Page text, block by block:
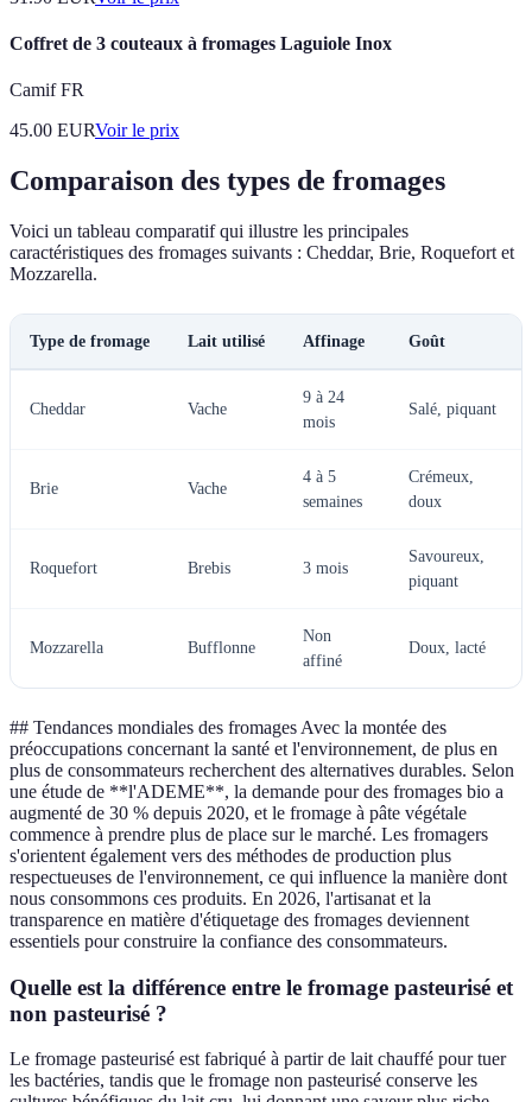
Coffret de 3 couteaux à fromages Laguiole Inox
Camif FR
45.00 EURVoir le prix
Comparaison des types de fromages
Voici un tableau comparatif qui illustre les principales
caractéristiques des fromages suivants : Cheddar, Brie, Roquefort et
Mozzarella.
Type de fromage Lait utilisé Affinage Goût
Cheddar Vache
9 à 24
mois
Salé, piquant
Brie Vache
4 à 5
semaines
Crémeux,
doux
Roquefort Brebis 3 mois
Savoureux,
piquant
Mozzarella Bufflonne
Non
affiné
Doux, lacté
## Tendances mondiales des fromages Avec la montée des
préoccupations concernant la santé et l'environnement, de plus en
plus de consommateurs recherchent des alternatives durables. Selon
une étude de **l'ADEME**, la demande pour des fromages bio a
augmenté de 30 % depuis 2020, et le fromage à pâte végétale
commence à prendre plus de place sur le marché. Les fromagers
s'orientent également vers des méthodes de production plus
respectueuses de l'environnement, ce qui influence la manière dont
nous consommons ces produits. En 2026, l'artisanat et la
transparence en matière d'étiquetage des fromages deviennent
essentiels pour construire la confiance des consommateurs.
Quelle est la différence entre le fromage pasteurisé et
non pasteurisé ?
Le fromage pasteurisé est fabriqué à partir de lait chauffé pour tuer
les bactéries, tandis que le fromage non pasteurisé conserve les